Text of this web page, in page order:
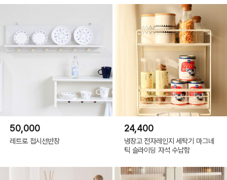
50,000
레트로 접시선반장
24,400
냉장고 전자레인지 세탁기 마그네
틱 슬라이딩 자석 수납함